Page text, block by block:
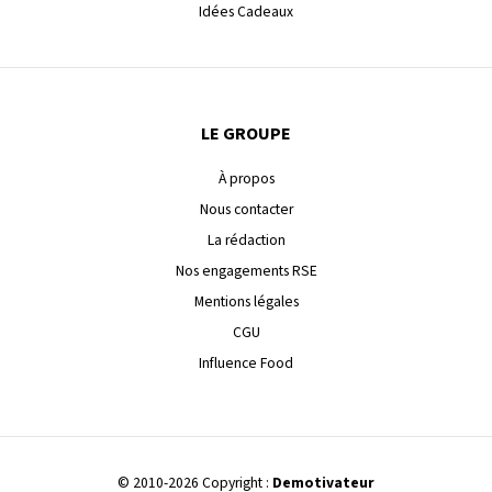
Idées Cadeaux
LE GROUPE
À propos
Nous contacter
La rédaction
Nos engagements RSE
Mentions légales
CGU
Influence Food
© 2010-2026 Copyright : Demotivateur